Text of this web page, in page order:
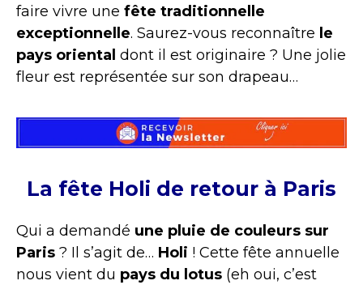
faire vivre une fête traditionnelle
exceptionnelle. Saurez-vous reconnaître le
pays oriental dont il est originaire ? Une jolie
fleur est représentée sur son drapeau…
La fête Holi de retour à Paris
Qui a demandé une pluie de couleurs sur
Paris ? Il s’agit de… Holi ! Cette fête annuelle
nous vient du pays du lotus (eh oui, c’est